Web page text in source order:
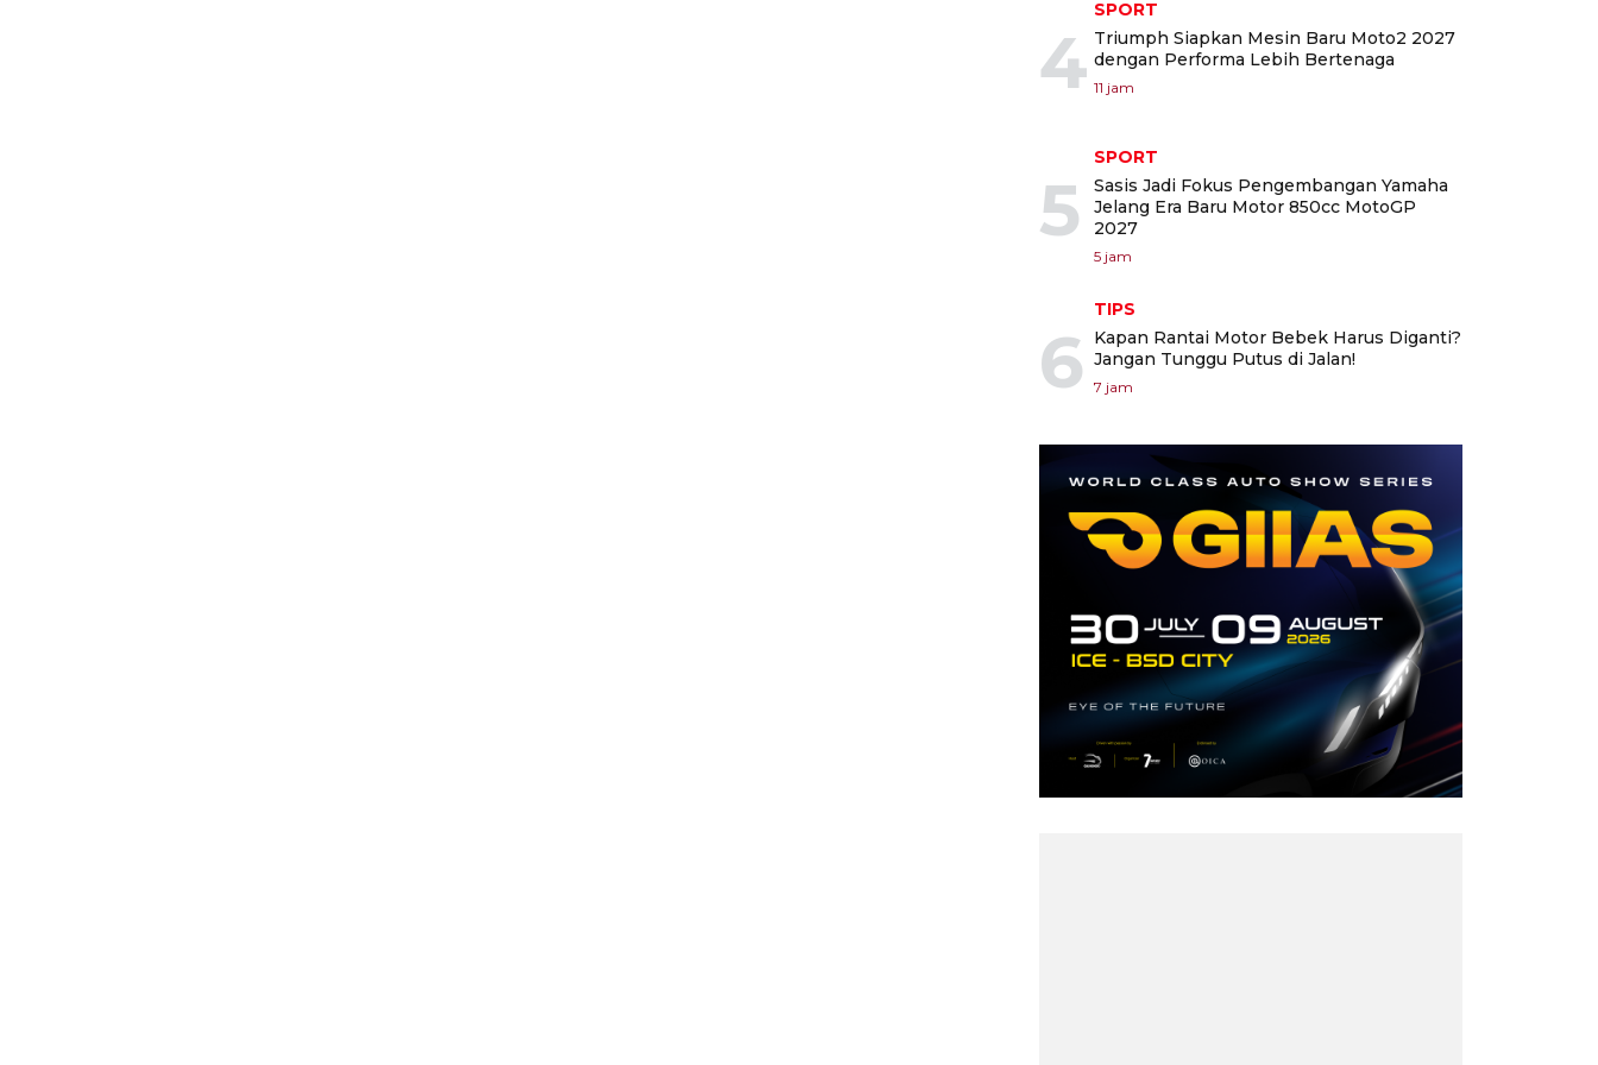
4
SPORT
Triumph Siapkan Mesin Baru Moto2 2027
dengan Performa Lebih Bertenaga
11 jam
5
SPORT
Sasis Jadi Fokus Pengembangan Yamaha
Jelang Era Baru Motor 850cc MotoGP
2027
5 jam
6
TIPS
Kapan Rantai Motor Bebek Harus Diganti?
Jangan Tunggu Putus di Jalan!
7 jam